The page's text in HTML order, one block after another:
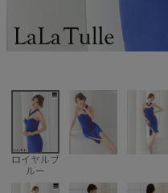
JENNNY
COMEX
Rechercher
ロイヤルブ
ルー